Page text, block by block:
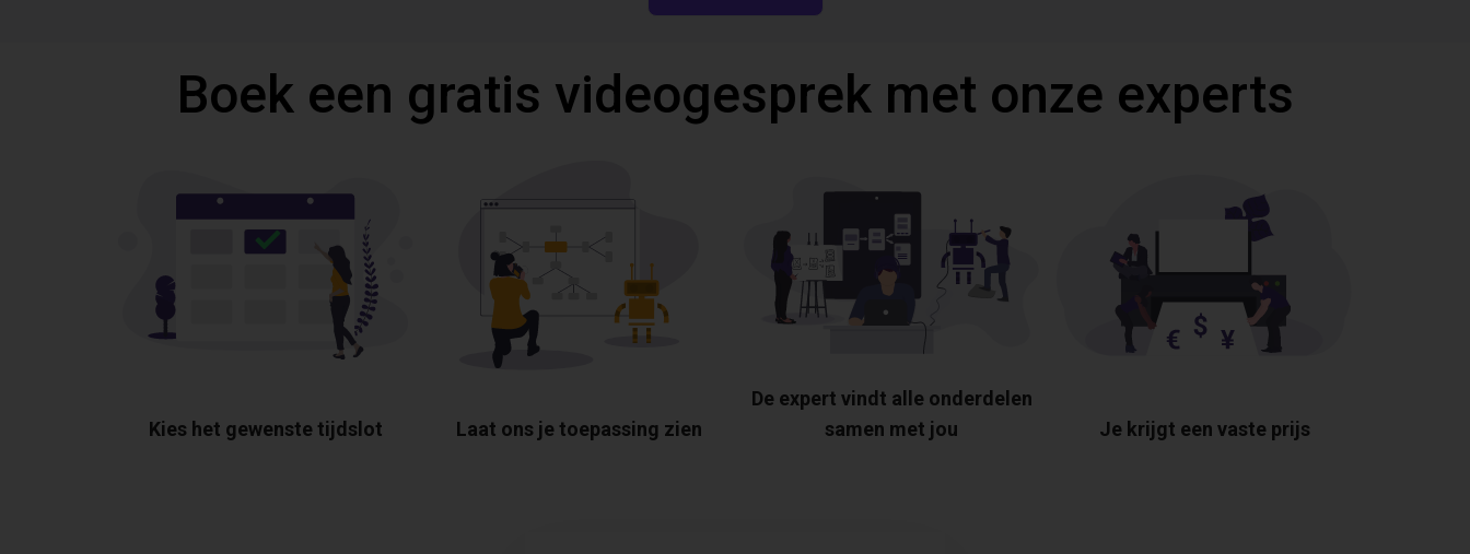
Boek een gratis videogesprek met onze experts
Kies het gewenste tijdslot Laat ons je toepassing zien
De expert vindt alle onderdelen
samen met jou
Je krijgt een vaste prijs